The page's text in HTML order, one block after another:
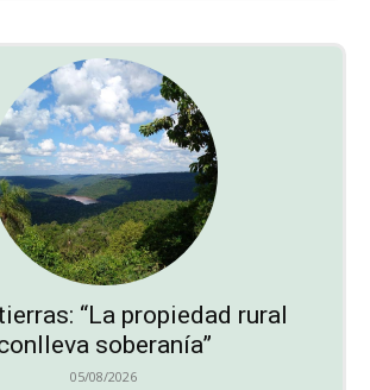
“La propiedad rural
soberanía”
05/08/2026